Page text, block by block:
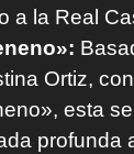
a la Real
Ortiz,
esta
profunda